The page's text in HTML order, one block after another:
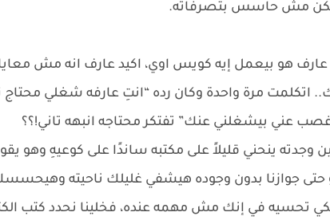
مش حاسس بتصرفاته.
هو بيعمل إيه كويس اوي، اكيد عارف انه مش
اتكلمت مرة واحدة وكان رده “انتِ عارفه شغلي
عني بيشغلني عنك” تفتكر محتاجه انبهه تاني!؟؟
وجدته ينحني قليلاً على مكتبه ساندًا على كوعيهِ وهو
حتى جوازنا بدون وجوده هيشفي غليلك ناحيته
تحسيه في إنك مش مهمه عنده، فخلينا نحدد كتب